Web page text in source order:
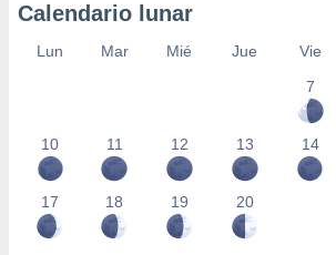
Calendario lunar
Lun Mar Mié Jue Vie
7
10 11 12 13 14
17 18 19 20